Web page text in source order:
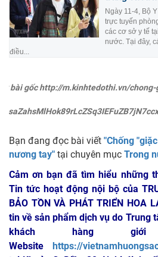
Ngày 11-4, Bộ
trực tuyến
các cơ sở y tế
nước. Tại đây,
điều...
bài gốc http://m.kinhtedothi.vn/
Bạn đang đọc bài viết "Chống
nương tay" tại chuyên mục Trong
Cảm ơn bạn đã tìm hiểu những
Tin tức hoạt động nội bộ của
BẢO TỒN VÀ PHÁT TRIỂN HOA
tin về sản phẩm dịch vụ do Trung
khách hàng
Websitehttps://